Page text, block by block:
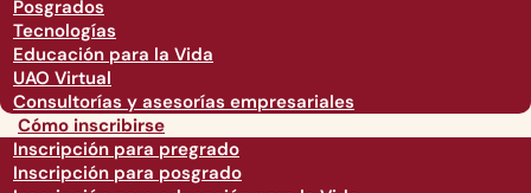
Posgrados
Tecnologías
Educación para la Vida
UAO Virtual
Consultorías y asesorías empresariales
Cómo inscribirse
Inscripción para pregrado
Inscripción para posgrado